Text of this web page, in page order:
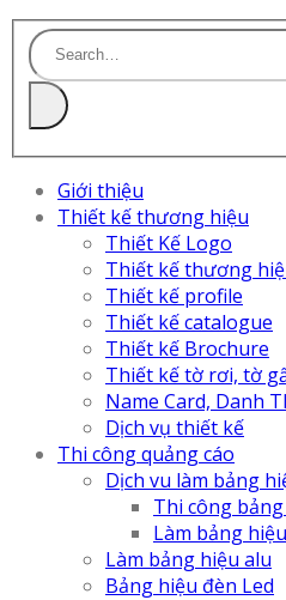
Giới thiệu
Thiết kế thương hiệu
Thiết Kế Logo
Thiết kế thương
Thiết kế profile
Thiết kế catalogue
Thiết kế Brochure
Thiết kế tờ rơi, tờ
Name Card, Danh
Dịch vụ thiết kế
Thi công quảng cáo
Dịch vu làm bảng
Thi công
Làm bảng
Làm bảng hiệu alu
Bảng hiệu đèn Led